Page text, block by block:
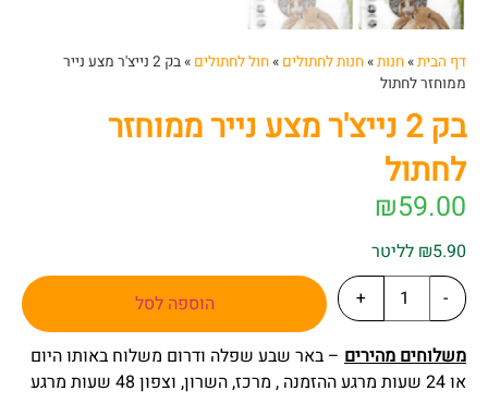
דף הבית»חנות»חנות לחתולים »חול לחתולים »
בק 2 נייצ'ר מצע נייר
ממוחזר לחתול
בק 2 נייצ'ר מצע נייר ממוחזר
לחתול
₪59.00
₪5.90 לליטר
-
+
הוספה לסל
משלוחים מהירים – באר שבע שפלה ודרום משלוח באותו היום
או 24 שעות מרגע ההזמנה , מרכז, השרון, וצפון 48 שעות מרגע